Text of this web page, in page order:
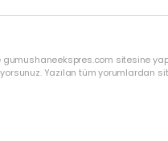
sitesine
Yazılan tüm yorumlardan